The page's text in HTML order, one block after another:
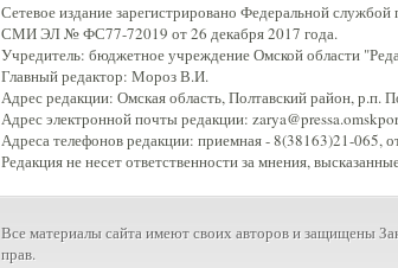
Сетевое издание зарегистрировано Федеральной
СМИ ЭЛ № ФС77-72019 от 26 декабря 2017 года.
Учредитель: бюджетное учреждение Омской области
Главный редактор: Мороз В.И.
Адрес редакции: Омская область, Полтавский район, р.п.
Адрес электронной почты редакции:
Адреса телефонов редакции: приемная - 8(38163)21-065,
Редакция не несет ответственности за мнения,
Все материалы сайта имеют своих авторов и защищены
прав.